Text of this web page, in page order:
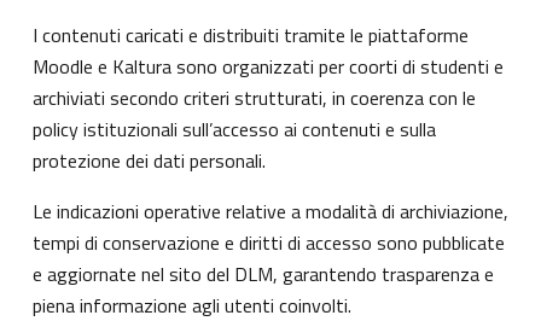
I contenuti caricati e distribuiti tramite le piattaforme
Moodle e Kaltura sono organizzati per coorti di studenti e
archiviati secondo criteri strutturati, in coerenza con le
policy istituzionali sull’accesso ai contenuti e sulla
protezione dei dati personali.
Le indicazioni operative relative a modalità di archiviazione,
tempi di conservazione e diritti di accesso sono pubblicate
e aggiornate nel sito del DLM, garantendo trasparenza e
piena informazione agli utenti coinvolti.